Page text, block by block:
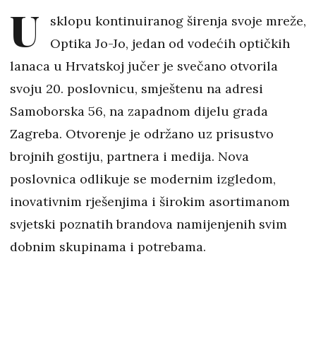
U
sklopu kontinuiranog širenja svoje mreže,
Optika Jo-Jo, jedan od vodećih optičkih
lanaca u Hrvatskoj jučer je svečano otvorila
svoju 20. poslovnicu, smještenu na adresi
Samoborska 56, na zapadnom dijelu grada
Zagreba. Otvorenje je održano uz prisustvo
brojnih gostiju, partnera i medija. Nova
poslovnica odlikuje se modernim izgledom,
inovativnim rješenjima i širokim asortimanom
svjetski poznatih brandova namijenjenih svim
dobnim skupinama i potrebama.